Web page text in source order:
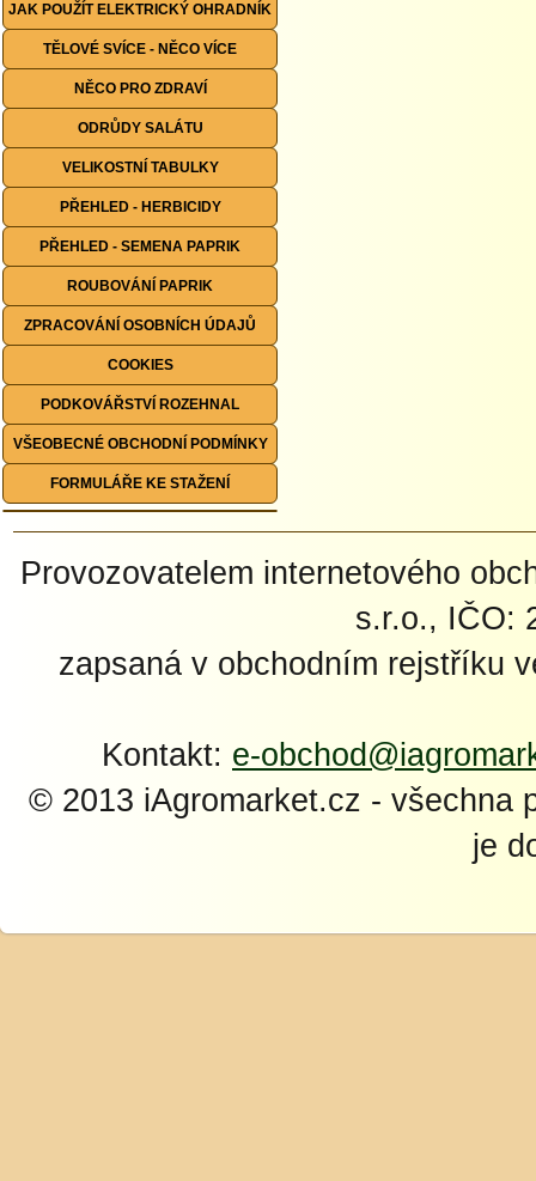
JAK POUŽÍT ELEKTRICKÝ OHRADNÍK
TĚLOVÉ SVÍCE - NĚCO VÍCE
NĚCO PRO ZDRAVÍ
ODRŮDY SALÁTU
VELIKOSTNÍ TABULKY
PŘEHLED - HERBICIDY
PŘEHLED - SEMENA PAPRIK
ROUBOVÁNÍ PAPRIK
ZPRACOVÁNÍ OSOBNÍCH ÚDAJŮ
COOKIES
PODKOVÁŘSTVÍ ROZEHNAL
VŠEOBECNÉ OBCHODNÍ PODMÍNKY
FORMULÁŘE KE STAŽENÍ
Provozovatelem internetového
s.r.o., IČO:
zapsaná v obchodním rejstříku
Kontakt: e-
© 2013 iAgromarket.cz - všechna
je